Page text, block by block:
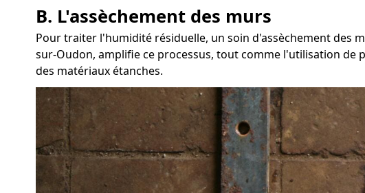
B. L'assèchement des murs
Pour traiter l'humidité résiduelle, un soin d'assèchement des
sur-Oudon, amplifie ce processus, tout comme l'utilisation de
des matériaux étanches.